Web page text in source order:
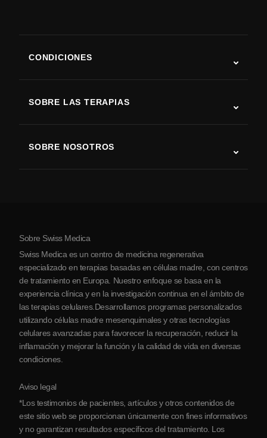
CONDICIONES
Enfermedad de Parkinson
Artritis
SOBRE LAS TERAPIAS
SOBRE NOSOTROS
Sobre Serbia
Colaboraciones
Sobre Swiss Medica
Swiss Medica es un centro de medicina regenerativa
especializado en terapias basadas en células madre, con centros
de tratamiento en Europa. Nuestro enfoque se basa en la
experiencia clínica y en la investigación continua en el ámbito de
las terapias celulares.Desarrollamos programas personalizados
utilizando células madre mesenquimales y otras tecnologías
celulares avanzadas para favorecer la recuperación, reducir la
inflamación y mejorar la función y la calidad de vida en diversas
condiciones.
Aviso legal
*Los testimonios de pacientes, artículos y otros contenidos de
este sitio web se proporcionan únicamente con fines informativos
y no garantizan resultados específicos del tratamiento. Los